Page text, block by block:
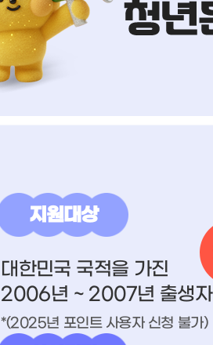
지원대상
대한민국 국적을 가진
2006년 ~ 2007년 출생자
*(2025년 포인트 사용자 신청 불가)